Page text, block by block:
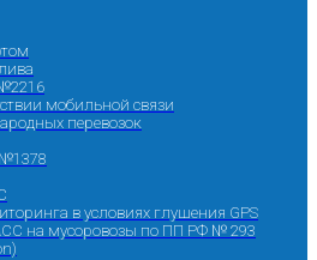
мобильной связи
перевозок
в условиях глушения GPS
на мусоровозы по ПП РФ № 293